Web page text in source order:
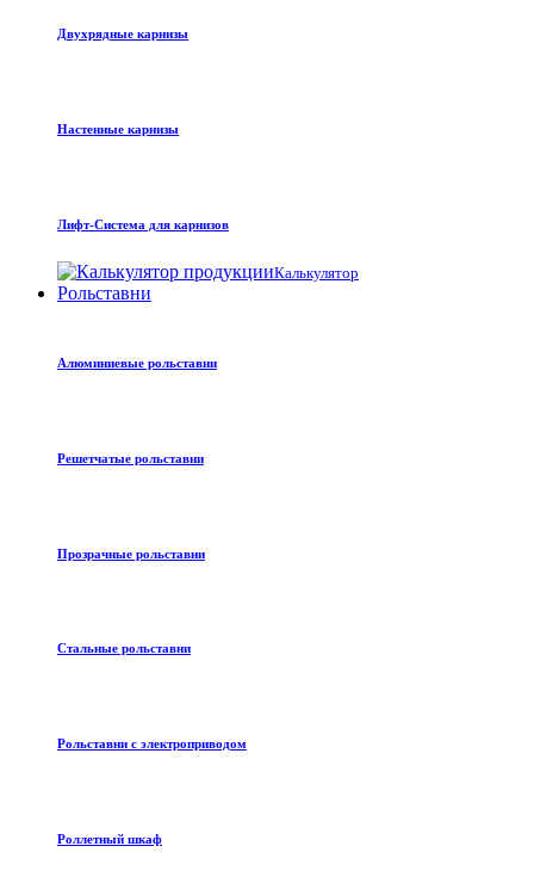
Двухрядные карнизы
Настенные карнизы
Лифт-Система для карнизов
Калькулятор
Рольставни
Алюминиевые рольставни
Решетчатые рольставни
Прозрачные рольставни
Стальные рольставни
Рольставни с электроприводом
Роллетный шкаф